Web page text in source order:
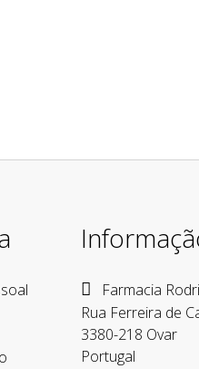
Farmacia
Rua Ferreira de
3380-218 Ovar
Portugal